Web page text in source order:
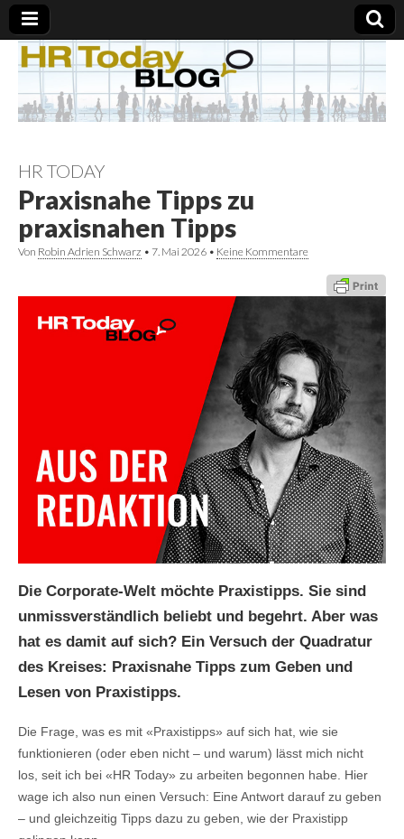
HR TODAY
Praxisnahe Tipps zu
praxisnahen Tipps
Von Robin Adrien Schwarz • 7. Mai 2026 • Keine Kommentare
Die Corporate-Welt möchte Praxistipps. Sie sind
unmissverständlich beliebt und begehrt. Aber was
hat es damit auf sich? Ein Versuch der Quadratur
des Kreises: Praxisnahe Tipps zum Geben und
Lesen von Praxistipps.
Die Frage, was es mit «Praxistipps» auf sich hat, wie sie
funktionieren (oder eben nicht – und warum) lässt mich nicht
los, seit ich bei «HR Today» zu arbeiten begonnen habe. Hier
wage ich also nun einen Versuch: Eine Antwort darauf zu geben
– und gleichzeitig Tipps dazu zu geben, wie der Praxistipp